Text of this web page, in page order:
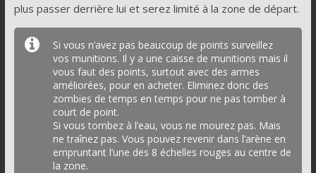
plus passer derrière lui et serez limité à la zone de départ.
Si vous n’avez pas beaucoup de points surveillez
vos munitions. Il y a une caisse de munitions mais il
vous faut des points, surtout avec des armes
améliorées, pour en acheter. Eliminez donc des
zombies de temps en temps pour ne pas tomber à
court de point.
Si vous tombez à l’eau, vous ne mourez pas. Mais
ne traînez pas. Vous pouvez revenir dans l’arène en
empruntant l’une des 8 échelles rouges au centre de
la zone.